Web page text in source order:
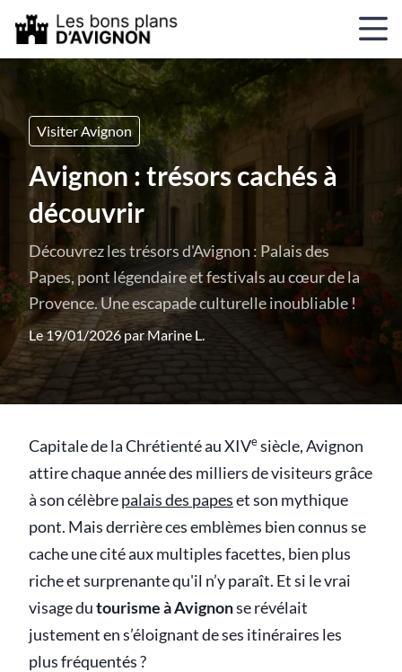
Visiter Avignon
Avignon : trésors cachés à
découvrir
Découvrez les trésors d'Avignon : Palais des
Papes, pont légendaire et festivals au cœur de la
Provence. Une escapade culturelle inoubliable !
Le 19/01/2026 parMarine L.
Capitale de la Chrétienté au XIVesiècle, Avignon
attire chaque année des milliers de visiteurs grâce
à son célèbrepalais des papeset son mythique
pont. Mais derrière ces emblèmes bien connus se
cache une cité aux multiples facettes, bien plus
riche et surprenante qu'il n’y paraît. Et si le vrai
visage dutourisme à Avignonse révélait
justement en s’éloignant de ses itinéraires les
plus fréquentés ?